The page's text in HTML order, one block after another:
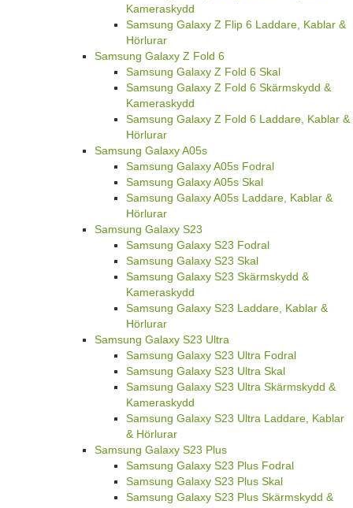
Kameraskydd
Samsung Galaxy Z Flip 6 Laddare, Kablar &
Hörlurar
Samsung Galaxy Z Fold 6
Samsung Galaxy Z Fold 6 Skal
Samsung Galaxy Z Fold 6 Skärmskydd &
Kameraskydd
Samsung Galaxy Z Fold 6 Laddare, Kablar &
Hörlurar
Samsung Galaxy A05s
Samsung Galaxy A05s Fodral
Samsung Galaxy A05s Skal
Samsung Galaxy A05s Laddare, Kablar &
Hörlurar
Samsung Galaxy S23
Samsung Galaxy S23 Fodral
Samsung Galaxy S23 Skal
Samsung Galaxy S23 Skärmskydd &
Kameraskydd
Samsung Galaxy S23 Laddare, Kablar &
Hörlurar
Samsung Galaxy S23 Ultra
Samsung Galaxy S23 Ultra Fodral
Samsung Galaxy S23 Ultra Skal
Samsung Galaxy S23 Ultra Skärmskydd &
Kameraskydd
Samsung Galaxy S23 Ultra Laddare, Kablar
& Hörlurar
Samsung Galaxy S23 Plus
Samsung Galaxy S23 Plus Fodral
Samsung Galaxy S23 Plus Skal
Samsung Galaxy S23 Plus Skärmskydd &